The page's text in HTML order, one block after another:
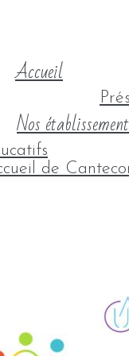
Accueil
Nos
de